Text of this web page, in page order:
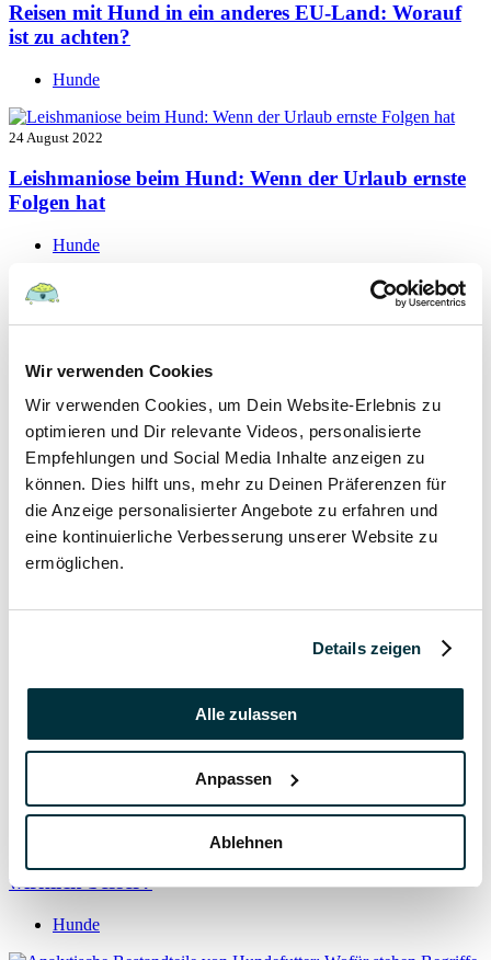
Wir verwenden Cookies
Wir verwenden Cookies, um Dein Website-Erlebnis zu
optimieren und Dir relevante Videos, personalisierte
Empfehlungen und Social Media Inhalte anzeigen zu
können. Dies hilft uns, mehr zu Deinen Präferenzen für
die Anzeige personalisierter Angebote zu erfahren und
eine kontinuierliche Verbesserung unserer Website zu
ermöglichen.
Details zeigen
Alle zulassen
Anpassen
Ablehnen
Reisen mit Hund in ein anderes EU-Land: Worauf
ist zu achten?
Hunde
24 August 2022
Leishmaniose beim Hund: Wenn der Urlaub ernste
Folgen hat
Hunde
22 August 2022
Hundefutter und Wasser im Urlaub: Worauf sollte
Hunde
15 August 2022
Vitamin B für den Hund: Für was ist es wichtig?
Hunde
wichtig?
Hunde
5 August 2022
wirklich besser?
Hunde